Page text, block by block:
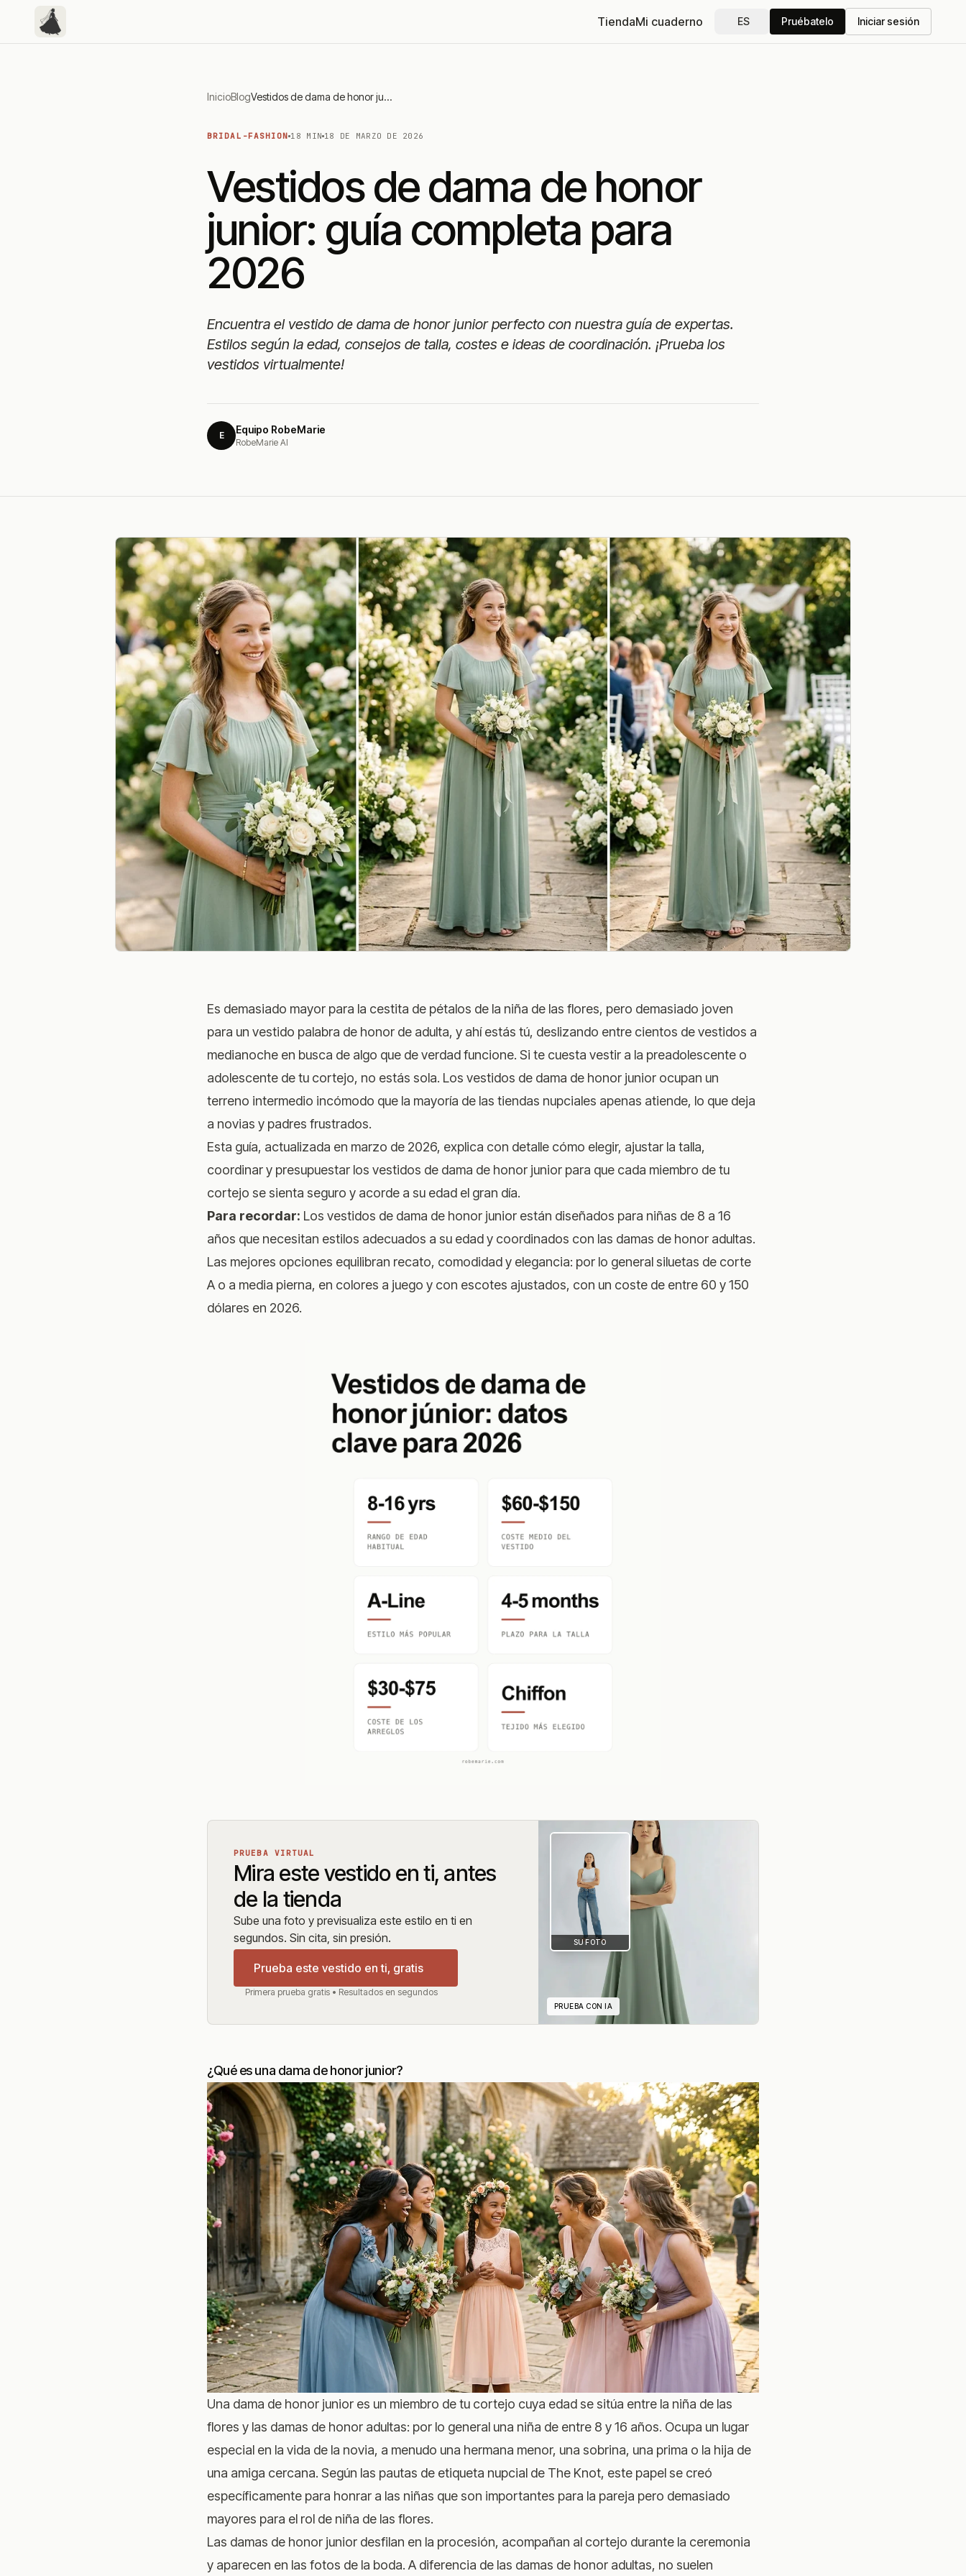
TiendaMi cuaderno ES Pruébatelo Iniciar sesión
InicioBlog Vestidos de dama de honor junior: guía completa para 2026
BRIDAL-FASHION 18 MIN 18 DE MARZO DE 2026
Vestidos de dama de honor
junior: guía completa para
2026
Encuentra el vestido de dama de honor junior perfecto con nuestra guía de expertas.
Estilos según la edad, consejos de talla, costes e ideas de coordinación. ¡Prueba los
vestidos virtualmente!
E Equipo RobeMarie
RobeMarie AI
Es demasiado mayor para la cestita de pétalos de la niña de las flores, pero demasiado joven
para un vestido palabra de honor de adulta, y ahí estás tú, deslizando entre cientos de vestidos a
medianoche en busca de algo que de verdad funcione. Si te cuesta vestir a la preadolescente o
adolescente de tu cortejo, no estás sola. Los vestidos de dama de honor junior ocupan un
terreno intermedio incómodo que la mayoría de las tiendas nupciales apenas atiende, lo que deja
a novias y padres frustrados.
Esta guía, actualizada en marzo de 2026, explica con detalle cómo elegir, ajustar la talla,
coordinar y presupuestar los vestidos de dama de honor junior para que cada miembro de tu
cortejo se sienta seguro y acorde a su edad el gran día.
Para recordar: Los vestidos de dama de honor junior están diseñados para niñas de 8 a 16
años que necesitan estilos adecuados a su edad y coordinados con las damas de honor adultas.
Las mejores opciones equilibran recato, comodidad y elegancia: por lo general siluetas de corte
A o a media pierna, en colores a juego y con escotes ajustados, con un coste de entre 60 y 150
dólares en 2026.
PRUEBA VIRTUAL
Mira este vestido en ti, antes
de la tienda
Sube una foto y previsualiza este estilo en ti en
segundos. Sin cita, sin presión.
Prueba este vestido en ti, gratis
Primera prueba gratis • Resultados en segundos
SU FOTO
PRUEBA CON IA
¿Qué es una dama de honor junior?
Una dama de honor junior es un miembro de tu cortejo cuya edad se sitúa entre la niña de las
flores y las damas de honor adultas: por lo general una niña de entre 8 y 16 años. Ocupa un lugar
especial en la vida de la novia, a menudo una hermana menor, una sobrina, una prima o la hija de
una amiga cercana. Según las pautas de etiqueta nupcial de The Knot, este papel se creó
específicamente para honrar a las niñas que son importantes para la pareja pero demasiado
mayores para el rol de niña de las flores.
Las damas de honor junior desfilan en la procesión, acompañan al cortejo durante la ceremonia
y aparecen en las fotos de la boda. A diferencia de las damas de honor adultas, no suelen